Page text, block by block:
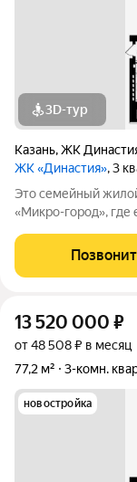
3D-тур
Казань,ЖК
ЖК «Династия», 3
Это семейный
«Микро-город», где
части города, в 15
13 520 000 ₽
от 48 508 ₽ в месяц
77,2 м²
3-комн.
новостройка